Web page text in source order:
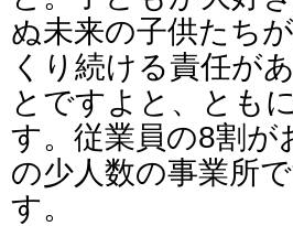
ぬ未来の子供たち
くり続ける責任が
とですよと、とも
す。従業員の8割が
の少人数の事業所
す。